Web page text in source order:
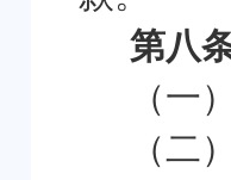
第八
（一
（二